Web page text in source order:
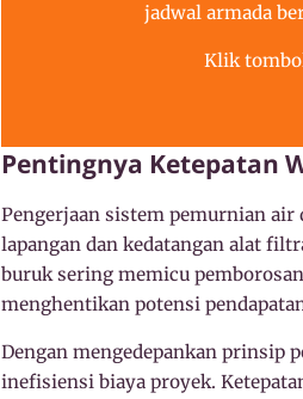
jadwal armada
Klik
Pentingnya Ketepatan
Pengerjaan sistem pemurnian
lapangan dan kedatangan alat
buruk sering memicu
menghentikan potensi
Dengan mengedepankan prinsip
inefisiensi biaya proyek.